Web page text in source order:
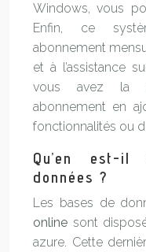
Windows, vous
Enfin, ce
abonnement
et à l’assistance
vous avez la
abonnement en
fonctionnalités ou
Qu’en est-
données ?
Les bases de
online sont
azure. Cette